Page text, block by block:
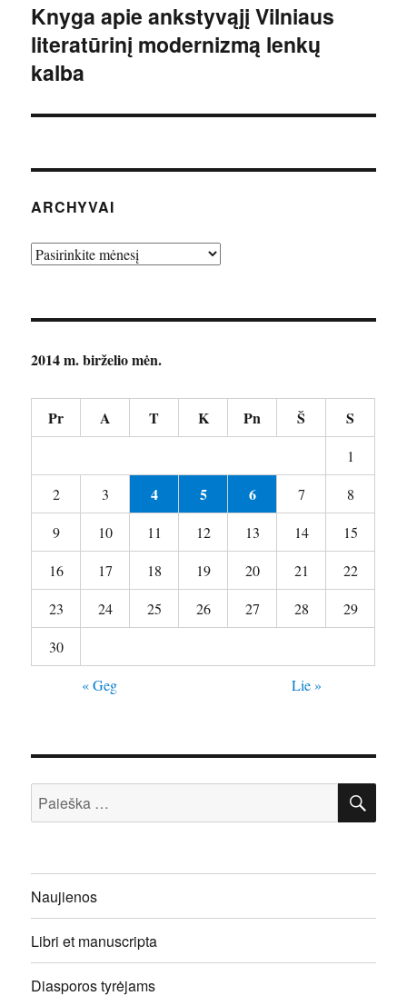
Kitas
įrašas:
Knyga apie ankstyvąjį Vilniaus
literatūrinį modernizmą lenkų
kalba
ARCHYVAI
Archyvai
2014 m. birželio mėn.
Pr A T K Pn Š S
1
2
3 4 5 6 7
8
9
10 11 12 13 14
15
16
17 18 19 20 21
22
23
24 25 26 27 28
29
30
« Geg
Lie »
Ieškoti:
Naujienos
Libri et manuscripta
Diasporos tyrėjams